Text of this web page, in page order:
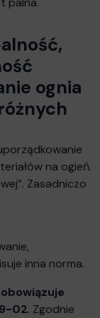
ognia
na ogień.
Zasadniczo
inna norma.
02. Zgodnie